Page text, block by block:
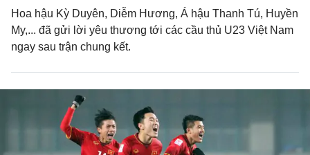
Hoa hậu Kỳ Duyên, Diễm Hương, Á hậu Thanh Tú, Huyền
My,... đã gửi lời yêu thương tới các cầu thủ U23 Việt Nam
ngay sau trận chung kết.